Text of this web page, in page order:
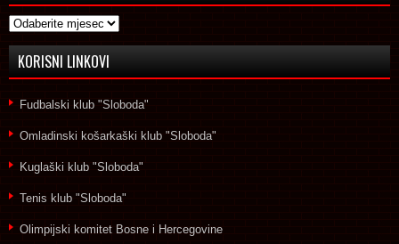
Arhive
KORISNI LINKOVI
Fudbalski klub "Sloboda"
Omladinski košarkaški klub "Sloboda"
Kuglaški klub "Sloboda"
Tenis klub "Sloboda"
Olimpijski komitet Bosne i Hercegovine